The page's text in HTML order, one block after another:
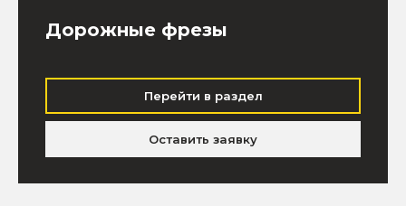
Дорожные фрезы
Перейти в раздел
Оставить заявку